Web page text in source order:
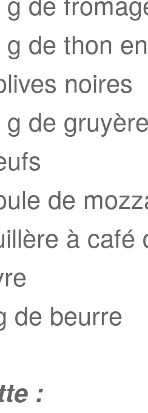
de thon
noires
de
de
à café
de beurre
: